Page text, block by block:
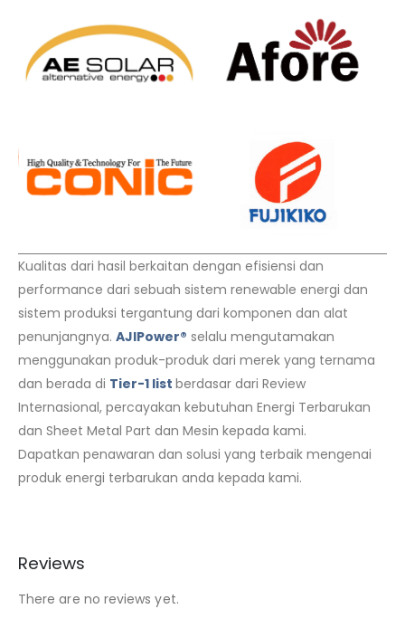
Kualitas dari hasil berkaitan dengan efisiensi dan
performance dari sebuah sistem renewable energi dan
sistem produksi tergantung dari komponen dan alat
penunjangnya. AJIPower® selalu mengutamakan
menggunakan produk-produk dari merek yang ternama
dan berada di Tier-1 list berdasar dari Review
Internasional, percayakan kebutuhan Energi Terbarukan
dan Sheet Metal Part dan Mesin kepada kami.
Dapatkan penawaran dan solusi yang terbaik mengenai
produk energi terbarukan anda kepada kami.
Reviews
There are no reviews yet.